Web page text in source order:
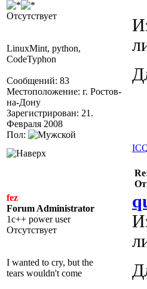
Отсутствует
LinuxMint, python,
CodeTyphon
Сообщений: 83
Местоположение: г. Ростов-
на-Дону
Зарегистрирован: 21.
Февраля 2008
Пол:
fez
Forum Administrator
1c++ power user
Отсутствует
I wanted to cry, but the
tears wouldn't come